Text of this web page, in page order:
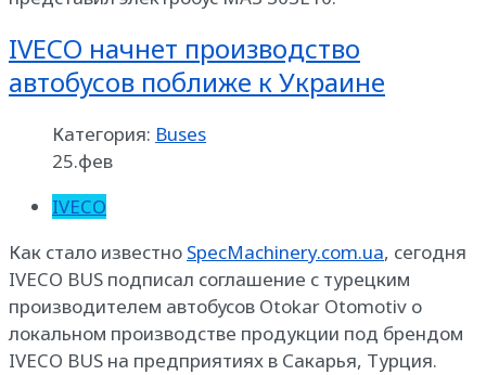
IVECO начнет производство
автобусов поближе к Украине
Категория: Buses
25.фев
IVECO
Как стало известно SpecMachinery.com.ua, сегодня
IVECO BUS подписал соглашение с турецким
производителем автобусов Otokar Otomotiv о
локальном производстве продукции под брендом
IVECO BUS на предприятиях в Сакарья, Турция.